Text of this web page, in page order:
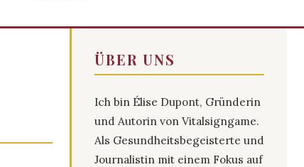
ÜBER UNS
Ich bin Élise Dupont, Gründerin
und Autorin von Vitalsigngame.
Als Gesundheitsbegeisterte und
Journalistin mit einem Fokus auf